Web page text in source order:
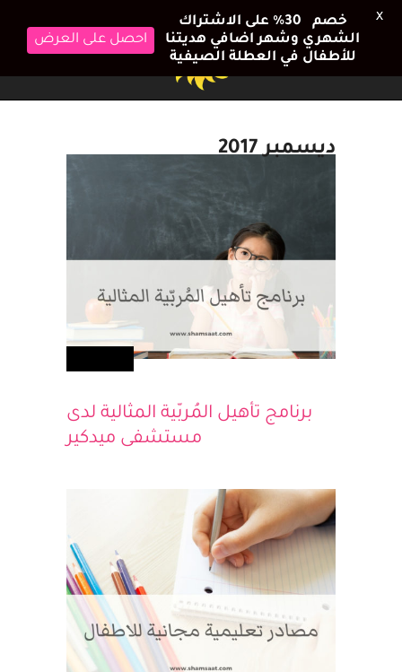
أطفالك
مستشفى ميدكير
خصم 30٪ على الاشتراك
الشهري وشهر اضافي هديتنا
للأطفال في العطلة الصيفية
احصل على العرض
X